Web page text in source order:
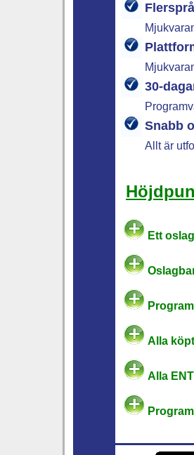
30-
Snabb
Allt är
Ett
Alla
Alla